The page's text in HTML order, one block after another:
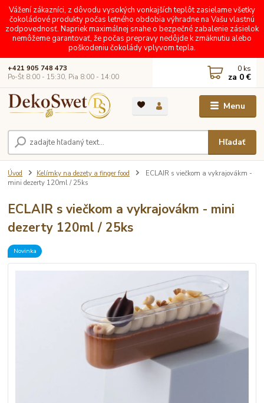
Vážení zákazníci, z dôvodu vysokých vonkajších teplôt zasielame všetky
čokoládové produkty počas letného obdobia výhradne na Vašu vlastnú
zodpovednosť. Napriek maximálnej snahe o bezpečné zabalenie zásielok
nemôžeme garantovať, že počas prepravy nedôjde k zmäknutiu alebo
poškodeniu čokolády vplyvom tepla.
Menu
Hľadať
+421 905 748 473
Po-Št 8:00 - 15:30, Pia 8:00 - 14:00
0 ks
za 0 €
Úvod Kelímky na dezety a finger food
ECLAIR s viečkom a vykrajovákm -
mini dezerty 120ml / 25ks
ECLAIR s viečkom a vykrajovákm - mini
dezerty 120ml / 25ks
Novinka